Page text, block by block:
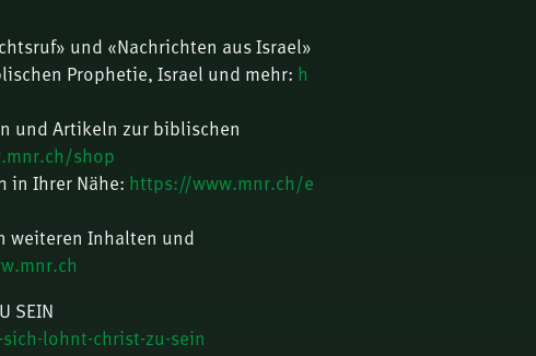
und «Nachrichten aus Israel»
Prophetie, Israel und mehr: h
und Artikeln zur biblischen
shop
in Ihrer Nähe: https://www.mnr.ch/e
weiteren Inhalten und
SEIN
lohnt-christ-zu-sein